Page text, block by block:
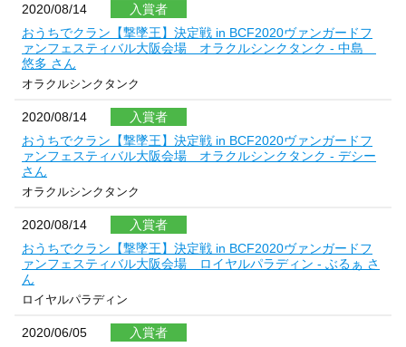
2020/08/14
入賞者
おうちでクラン【撃墜王】決定戦 in BCF2020ヴァンガードフ
ァンフェスティバル大阪会場 オラクルシンクタンク - 中島
悠多 さん
オラクルシンクタンク
2020/08/14
入賞者
おうちでクラン【撃墜王】決定戦 in BCF2020ヴァンガードフ
ァンフェスティバル大阪会場 オラクルシンクタンク - デシー
さん
オラクルシンクタンク
2020/08/14
入賞者
おうちでクラン【撃墜王】決定戦 in BCF2020ヴァンガードフ
ァンフェスティバル大阪会場 ロイヤルパラディン - ぶるぁ さ
ん
ロイヤルパラディン
2020/06/05
入賞者